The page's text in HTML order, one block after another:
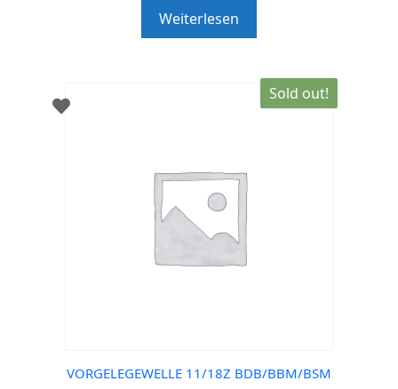
o
f
5
Weiterlesen
Sold out!
VORGELEGEWELLE 11/18Z BDB/BBM/BSM